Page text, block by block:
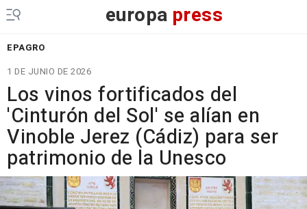
europa press
EPAGRO
1 DE JUNIO DE 2026
Los vinos fortificados del
'Cinturón del Sol' se alían en
Vinoble Jerez (Cádiz) para ser
patrimonio de la Unesco